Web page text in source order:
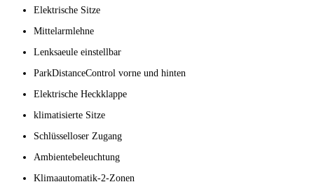
Elektrische Sitze
Mittelarmlehne
Lenksaeule einstellbar
ParkDistanceControl vorne und hinten
Elektrische Heckklappe
klimatisierte Sitze
Schlüsselloser Zugang
Ambientebeleuchtung
Klimaautomatik-2-Zonen